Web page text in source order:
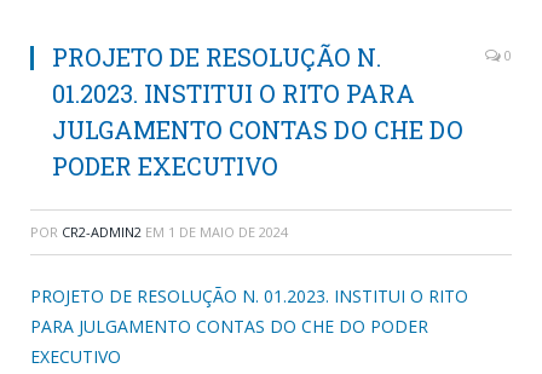
PROJETO DE RESOLUÇÃO N.
01.2023. INSTITUI O RITO PARA
JULGAMENTO CONTAS DO CHE DO
PODER EXECUTIVO
0
POR CR2-ADMIN2 EM 1 DE MAIO DE 2024
PROJETO DE RESOLUÇÃO N. 01.2023. INSTITUI O RITO
PARA JULGAMENTO CONTAS DO CHE DO PODER
EXECUTIVO